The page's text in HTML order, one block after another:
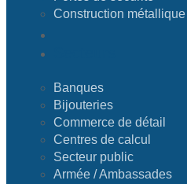
Construction
Banques
Bijouteries
Commerce de détail
Centres de calcul
Secteur public
Armée / Ambassades